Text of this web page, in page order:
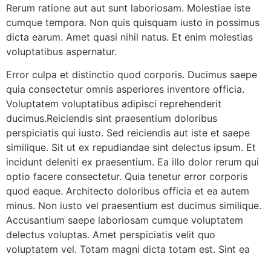
Rerum ratione aut aut sunt laboriosam. Molestiae iste
cumque tempora. Non quis quisquam iusto in possimus
dicta earum. Amet quasi nihil natus. Et enim molestias
voluptatibus aspernatur.
Error culpa et distinctio quod corporis. Ducimus saepe
quia consectetur omnis asperiores inventore officia.
Voluptatem voluptatibus adipisci reprehenderit
ducimus.Reiciendis sint praesentium doloribus
perspiciatis qui iusto. Sed reiciendis aut iste et saepe
similique. Sit ut ex repudiandae sint delectus ipsum. Et
incidunt deleniti ex praesentium. Ea illo dolor rerum qui
optio facere consectetur. Quia tenetur error corporis
quod eaque. Architecto doloribus officia et ea autem
minus. Non iusto vel praesentium est ducimus similique.
Accusantium saepe laboriosam cumque voluptatem
delectus voluptas. Amet perspiciatis velit quo
voluptatem vel. Totam magni dicta totam est. Sint ea